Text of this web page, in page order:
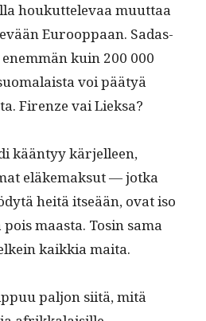
houkut­tel­e­vaa muut­taa
Euroop­paan. Sadas­
kuin 200 000
voi pää­tyä
Firen­ze vai Lieksa?
kään­tyy kär­jelleen,
eläke­mak­sut — jot­ka
heitä itseään, ovat iso
maas­ta. Tosin sama
kaikkia maita.
paljon siitä, mitä